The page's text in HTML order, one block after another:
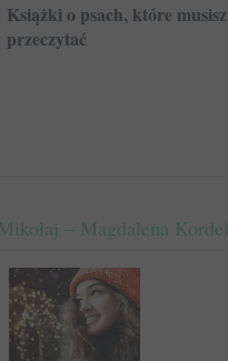
Książki o psach, które musisz
przeczytać
– Magdalena Kordel